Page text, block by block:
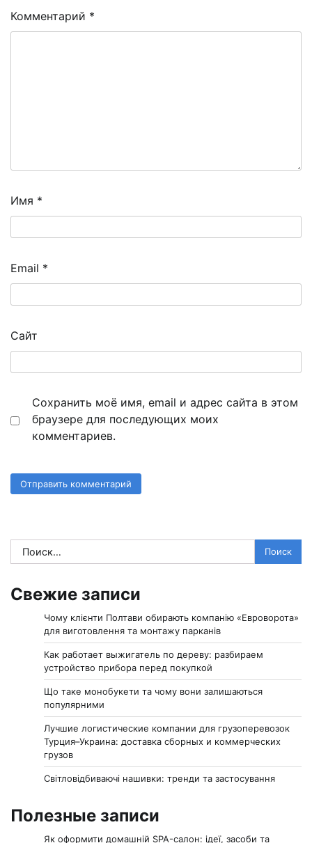
Комментарий *
Имя *
Email *
Сайт
Сохранить моё имя, email и адрес сайта в этом
браузере для последующих моих
комментариев.
Найти:
Свежие записи
Чому клієнти Полтави обирають компанію «Евроворота»
для виготовлення та монтажу парканів
Как работает выжигатель по дереву: разбираем
устройство прибора перед покупкой
Що таке монобукети та чому вони залишаються
популярними
Лучшие логистические компании для грузоперевозок
Турция–Украина: доставка сборных и коммерческих
грузов
Світловідбиваючі нашивки: тренди та застосування
Полезные записи
Як оформити домашній SPA-салон: ідеї, засоби та